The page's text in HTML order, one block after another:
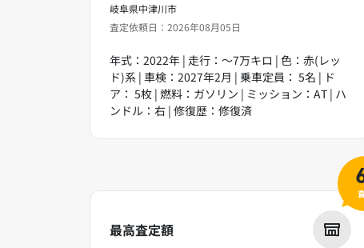
岐阜県中津川市
査定依頼日：2026年08月05日
年式：2022年 | 走行：～7万キロ | 色：赤(レッ
ド)系 | 車検：2027年2月 | 乗車定員： 5名 | ド
ア： 5枚 | 燃料：ガソリン | ミッション：AT | ハ
ンドル：右 | 修復歴：修復済
最高査定額